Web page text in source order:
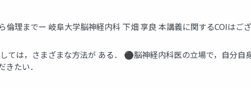
倫理までー 岐阜大学脳神経内科 下畑 享良 本講義に関するCOIはご
ては，さまざまな方法が ある． ⚫脳神経内科医の立場で，自分自
たい．